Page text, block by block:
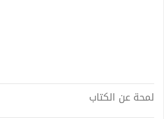
لمحة عن الكتاب